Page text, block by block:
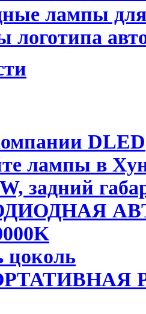
лампы
логотипа
DLED
лампы в
задний
цоколь